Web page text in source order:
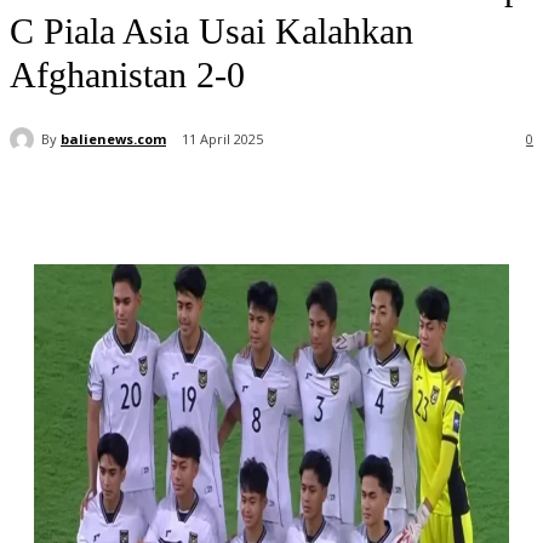
C Piala Asia Usai Kalahkan
Afghanistan 2-0
By balienews.com 11 April 2025 0